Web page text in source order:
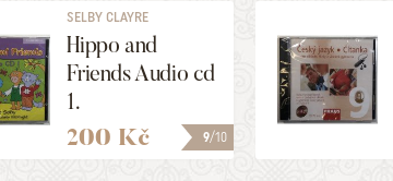
9/10
SELBY CLAYRE
Hippo and
Friends Audio cd
1.
200 Kč